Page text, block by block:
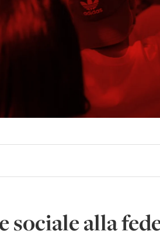
alla